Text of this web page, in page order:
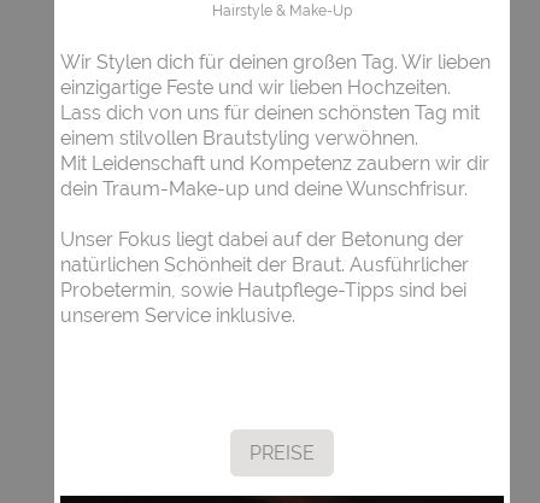
Hairstyle & Make-Up
Wir Stylen dich für deinen großen Tag. Wir lieben
einzigartige Feste und wir lieben Hochzeiten.
Lass dich von uns für deinen schönsten Tag mit
einem stilvollen Brautstyling verwöhnen.
Mit Leidenschaft und Kompetenz zaubern wir dir
dein Traum-Make-up und deine Wunschfrisur.
Unser Fokus liegt dabei auf der Betonung der
natürlichen Schönheit der Braut. Ausführlicher
Probetermin, sowie Hautpflege-Tipps sind bei
unserem Service inklusive.
PREISE